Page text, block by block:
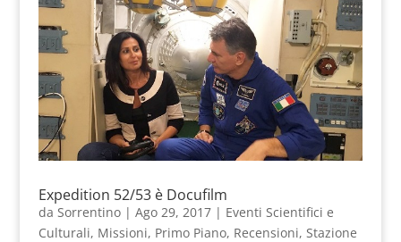
Expedition 52/53 è Docufilm
da Sorrentino| Ago 29, 2017| Eventi Scientifici e
Culturali, Missioni, Primo Piano, Recensioni, Stazione